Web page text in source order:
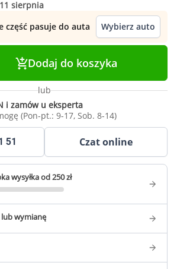
sierpnia
część pasuje do auta
Wybierz auto
Dodaj do koszyka
lub
i zamów u eksperta
(Pon-pt.: 9-17, Sob. 8-14)
51 Czat online
wysyłka od 250 zł
wymianę